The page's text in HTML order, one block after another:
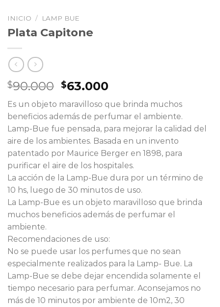
INICIO / LAMP BUE
Plata Capitone
$90.000 El
precio
original
era:
$90.000.
$63.000
precio
actual
es:
$63.000.
Es un objeto maravilloso que brinda muchos
beneficios además de perfumar el ambiente.
Lamp-Bue fue pensada, para mejorar la calidad del
aire de los ambientes. Basada en un invento
patentado por Maurice Berger en 1898, para
purificar el aire de los hospitales.
La acción de la Lamp-Bue dura por un término de
10 hs, luego de 30 minutos de uso.
La Lamp-Bue es un objeto maravilloso que brinda
muchos beneficios además de perfumar el
ambiente.
Recomendaciones de uso:
No se puede usar los perfumes que no sean
especialmente realizados para la Lamp- Bue. La
Lamp-Bue se debe dejar encendida solamente el
tiempo necesario para perfumar. Aconsejamos no
más de 10 minutos por ambiente de 10m2, 30